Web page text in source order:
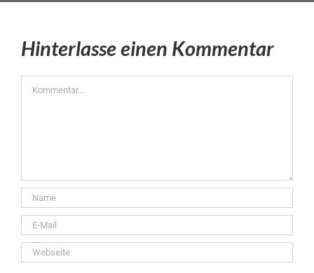
Hinterlasse einen Kommentar